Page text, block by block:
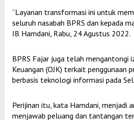
“Layanan transformasi ini untuk
seluruh nasabah BPRS dan kepada
IB Hamdani, Rabu, 24 Agustus 2022.
BPRS Fajar juga telah mengantongi
Keuangan (OJK) terkait penggunaan
berbasis teknologi informasi pada
Perijinan itu, kata Hamdani, menjadi
menjawab peluang dan tantangan